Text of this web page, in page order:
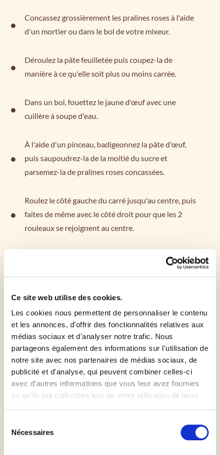
Ce site web utilise des cookies.
Les cookies nous permettent de personnaliser le contenu
et les annonces, d'offrir des fonctionnalités relatives aux
médias sociaux et d'analyser notre trafic. Nous
partageons également des informations sur l'utilisation de
notre site avec nos partenaires de médias sociaux, de
publicité et d'analyse, qui peuvent combiner celles-ci
avec d'autres informations que vous leur avez fournies
ou qu'ils ont collectées lors de votre utilisation de leurs
Nécessaires
Concassez grossièrement les pralines roses à l'aide
d'un mortier ou dans le bol de votre mixeur.
Déroulez la pâte feuilletée puis coupez-la de
manière à ce qu'elle soit plus ou moins carrée.
Dans un bol, fouettez le jaune d'œuf avec une
cuillère à soupe d'eau.
À l'aide d'un pinceau, badigeonnez la pâte d'œuf,
puis saupoudrez-la de la moitié du sucre et
parsemez-la de pralines roses concassées.
Roulez le côté gauche du carré jusqu'au centre, puis
faites de même avec le côté droit pour que les 2
rouleaux se rejoignent au centre.
Badigeonnez de nouveau la pâte d'œuf avec un
Découpez le boudin en tranches de 0,5 cm à 1 cm
d'épaisseur, puis disposez celles-ci sur une plaque
allant au four recouverte de papier sulfurisé.
Faites cuire pendant 15 à 20 min.
Pour les palmiers aux Carambars :